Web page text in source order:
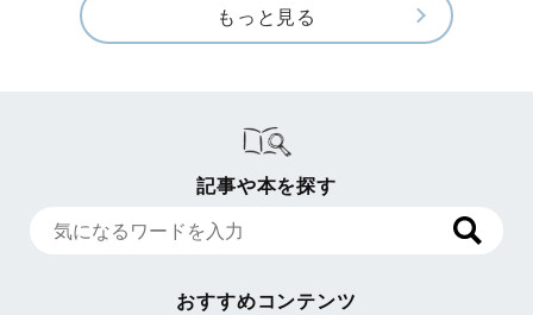
もっと見る
記事や本を探す
おすすめコンテンツ